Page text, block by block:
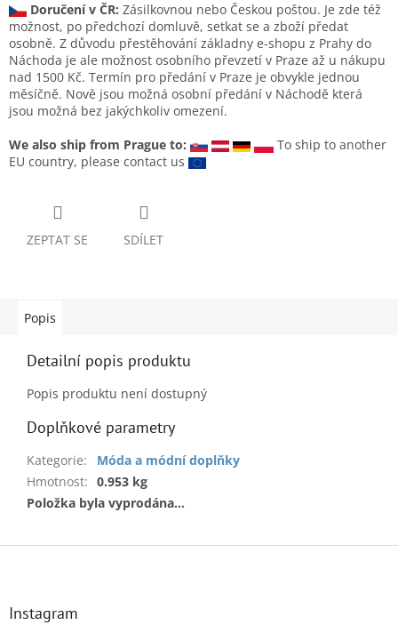
Doručení v ČR: Zásilkovnou nebo Českou poštou. Je zde též
možnost, po předchozí domluvě, setkat se a zboží předat
osobně. Z důvodu přestěhování základny e-shopu z Prahy do
Náchoda je ale možnost osobního převzetí v Praze až u nákupu
nad 1500 Kč. Termín pro předání v Praze je obvykle jednou
měsíčně. Nově jsou možná osobní předání v Náchodě která
jsou možná bez jakýchkoliv omezení.
We also ship from Prague to:
To ship to another
EU country, please contact us
ZEPTAT SE SDÍLET
Popis
Detailní popis produktu
Popis produktu není dostupný
Doplňkové parametry
Kategorie:
Móda a módní doplňky
Hmotnost: 0.953 kg
Položka byla vyprodána…
Z
Instagram